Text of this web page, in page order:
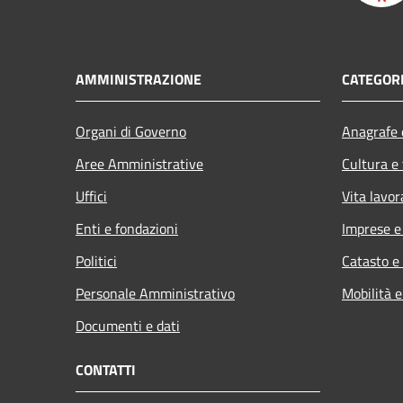
AMMINISTRAZIONE
Organi di Governo
Aree Amministrative
Uffici
Enti e fondazioni
Politici
Personale Amministrativo
Documenti e dati
Cultura
Vita
Imprese
Catasto
Mobilità
CONTATTI